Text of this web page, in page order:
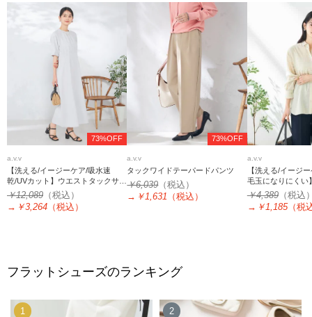
73%OFF
a.v.v
【洗える/イージーケア/吸水速
乾/UVカット】ウエストタックサッ
カーワンピース
￥12,089 （税込）
→ ￥3,264 （税込）
73%OFF
a.v.v
タックワイドテーパードパンツ
￥6,039（税込）
→ ￥1,631 （税込）
a.v.v
【洗える/イージ
毛玉になりにくい
シアーシャツ
￥4,389（税込
→ ￥1,185（税
フラットシューズのランキング
1 2